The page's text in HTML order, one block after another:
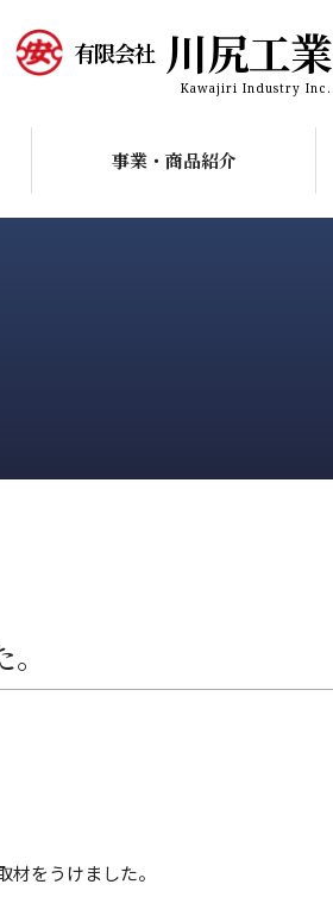
有限会社 川尻工業
Kawajiri Industry Inc.
事業・商品紹介
をうけました。